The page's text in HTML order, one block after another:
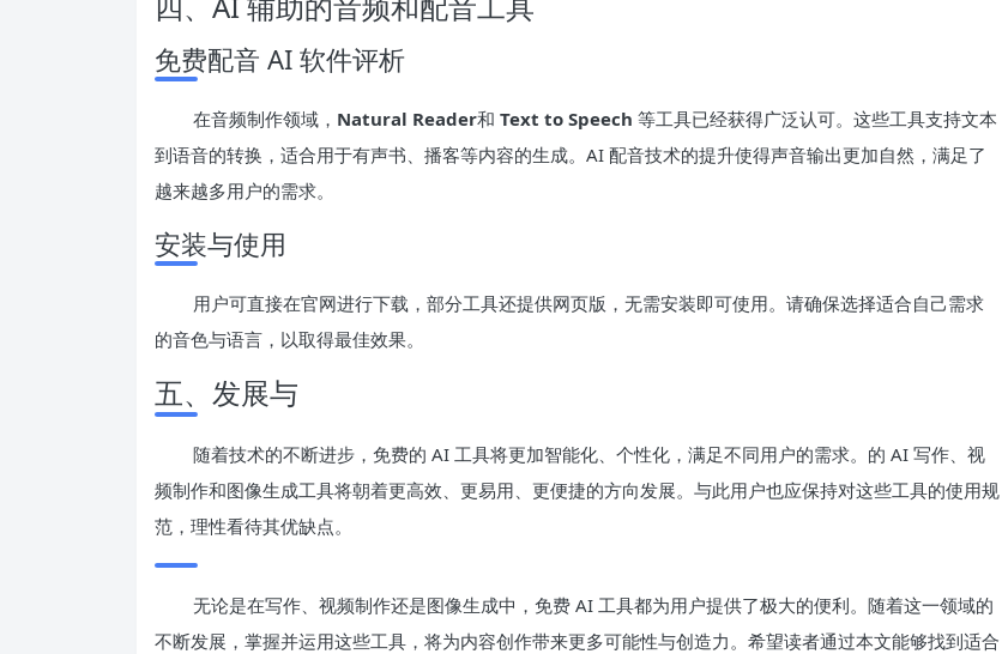
免费配音 AI 软件评析
在音频制作领域， Natural Reader和 Text to Speech 等工具已经获得广泛认可。这些工具支持文本
到语音的转换，适合用于有声书、播客等内容的生成。AI 配音技术的提升使得声音输出更加自然，满足了
越来越多用户的需求。
安装与使用
用户可直接在官网进行下载，部分工具还提供网页版，无需安装即可使用。请确保选择适合自己需求
的音色与语言，以取得最佳效果。
五、发展与
随着技术的不断进步，免费的 AI 工具将更加智能化、个性化，满足不同用户的需求。的 AI 写作、视
频制作和图像生成工具将朝着更高效、更易用、更便捷的方向发展。与此用户也应保持对这些工具的使用规
范，理性看待其优缺点。
无论是在写作、视频制作还是图像生成中，免费 AI 工具都为用户提供了极大的便利。随着这一领域的
不断发展，掌握并运用这些工具，将为内容创作带来更多可能性与创造力。希望读者通过本文能够找到适合